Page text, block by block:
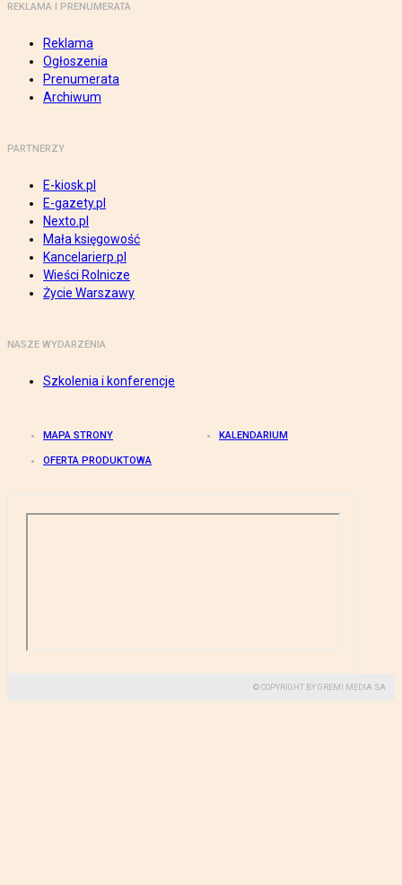
REKLAMA I PRENUMERATA
Reklama
Ogłoszenia
Prenumerata
Archiwum
PARTNERZY
E-kiosk.pl
E-gazety.pl
Nexto.pl
Mała księgowość
Kancelarierp.pl
Wieści Rolnicze
Życie Warszawy
NASZE WYDARZENIA
Szkolenia i konferencje
MAPA STRONY KALENDARIUM
OFERTA PRODUKTOWA
© COPYRIGHT BY GREMI MEDIA SA